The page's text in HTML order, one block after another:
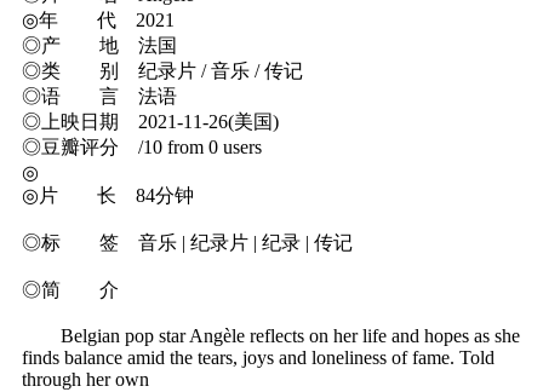
◎年 代 2021
◎产 地 法国
◎类 别 纪录片 / 音乐 / 传记
◎语 言 法语
◎上映日期 2021-11-26(美国)
◎豆瓣评分 /10 from 0 users
◎
◎片 长 84分钟
◎标 签 音乐 | 纪录片 | 纪录 | 传记
◎简 介
Belgian pop star Angèle reflects on her life and hopes as she
finds balance amid the tears, joys and loneliness of fame. Told
through her own